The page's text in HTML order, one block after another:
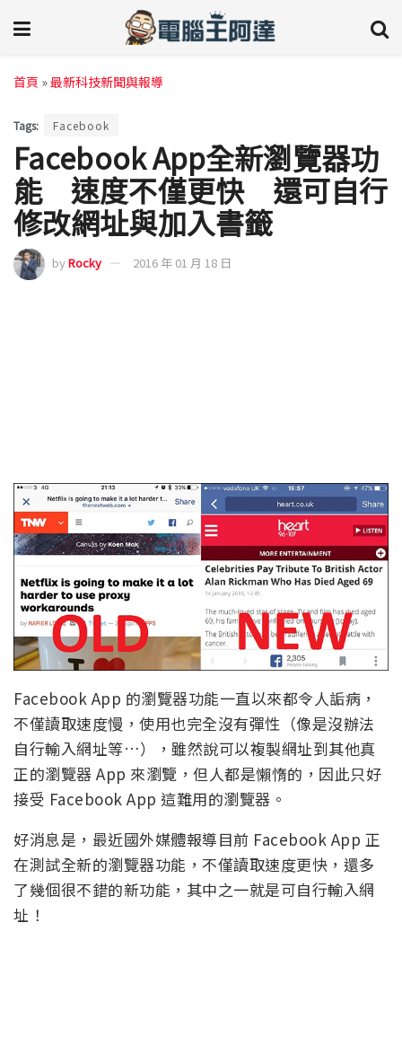
首頁 »最新科技新聞與報導
Tags: Facebook
Facebook App全新瀏覽器功
能 速度不僅更快 還可自行
修改網址與加入書籤
byRocky 2016 年 01 月 18 日
Facebook App 的瀏覽器功能一直以來都令人詬病，
不僅讀取速度慢，使用也完全沒有彈性（像是沒辦法
自行輸入網址等…），雖然說可以複製網址到其他真
正的瀏覽器 App 來瀏覽，但人都是懶惰的，因此只好
接受 Facebook App 這難用的瀏覽器。
好消息是，最近國外媒體報導目前 Facebook App 正
在測試全新的瀏覽器功能，不僅讀取速度更快，還多
了幾個很不錯的新功能，其中之一就是可自行輸入網
址！